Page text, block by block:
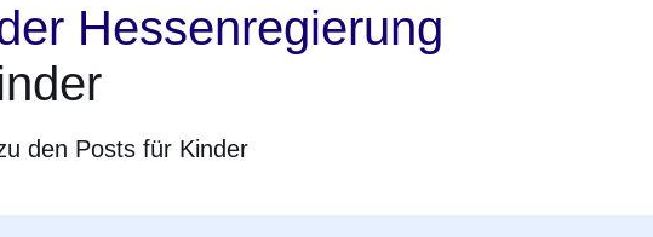
Hessenregierung
den Posts für Kinder